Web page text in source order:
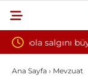
Ana Sayfa › Mevzuat